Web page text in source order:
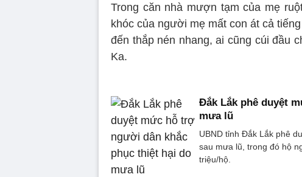
Trong căn nhà mượn tạm của mẹ
khóc của người mẹ mất con át cả
đến thắp nén nhang, ai cũng cúi đầu
Ka.
Đắk Lắk phê duyệt
mưa lũ
UBND tỉnh Đắk Lắk phê
sau mưa lũ, trong đó hộ
triệu/hộ.